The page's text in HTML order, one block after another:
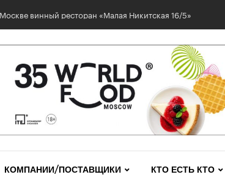
винный ресторан «Малая Никитская 16/5»
КОМПАНИИ/ПОСТАВЩИКИ КТО ЕСТЬ КТО